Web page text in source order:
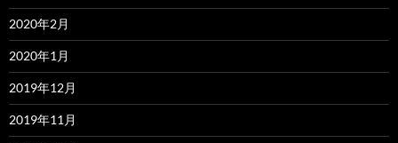
2020年2月
2020年1月
2019年12月
2019年11月